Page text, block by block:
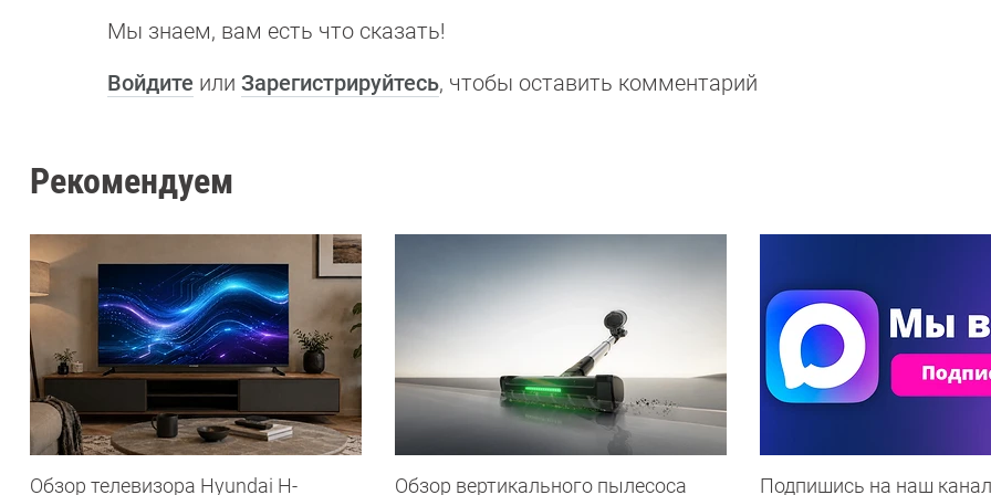
Мы знаем, вам есть что сказать!
Войдите или Зарегистрируйтесь, чтобы оставить комментарий
Рекомендуем
Обзор телевизора Hyundai H- Обзор вертикального пылесоса Подпишись на наш